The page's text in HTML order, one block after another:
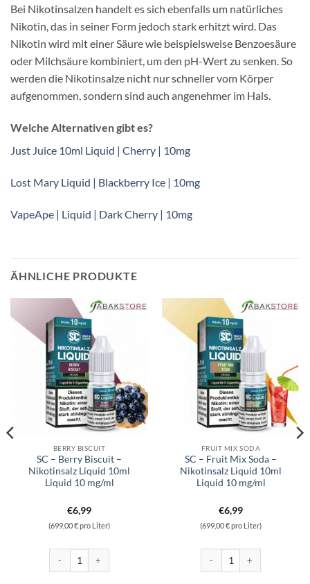
Bei Nikotinsalzen handelt es sich ebenfalls um natürliches
Nikotin, das in seiner Form jedoch stark erhitzt wird. Das
Nikotin wird mit einer Säure wie beispielsweise Benzoesäure
oder Milchsäure kombiniert, um den pH-Wert zu senken. So
werden die Nikotinsalze nicht nur schneller vom Körper
aufgenommen, sondern sind auch angenehmer im Hals.
Welche Alternativen gibt es?
Just Juice 10ml Liquid | Cherry | 10mg
Lost Mary Liquid | Blackberry Ice | 10mg
VapeApe | Liquid | Dark Cherry | 10mg
ÄHNLICHE PRODUKTE
BERRY BISCUIT
SC – Berry Biscuit –
Nikotinsalz Liquid 10ml
Liquid 10 mg/ml
€6,99
(699,00 € pro Liter)
SC - Berry Biscuit - Nikotinsalz Liquid 10ml Liquid 10 mg/ml Menge
FRUIT MIX SODA
SC – Fruit Mix Soda –
Nikotinsalz Liquid 10ml
Liquid 10 mg/ml
€6,99
(699,00 € pro Liter)
SC - Fruit Mix Soda -
10ml Liquid 10 mg/ml Menge